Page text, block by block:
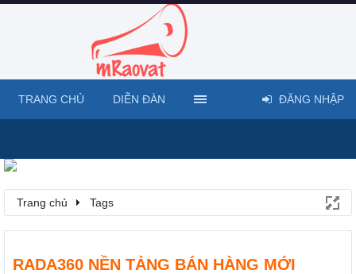
Trang chủ Tags
RADA360 NỀN TẢNG BÁN HÀNG MỚI
TRANG CHỦ DIỄN ĐÀN ĐĂNG NHẬP